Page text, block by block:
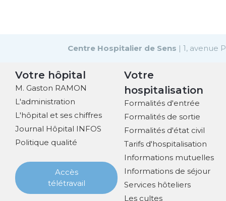
Centre Hospitalier de Sens | 1, avenue
Votre hôpital
M. Gaston RAMON
L'administration
L'hôpital et ses chiffres
Journal Hôpital INFOS
Politique qualité
Accès
télétravail
Votre
hospitalisation
Formalités d'entrée
Formalités de sortie
Formalités d'état civil
Tarifs d'hospitalisation
Informations mutuelles
Informations de séjour
Services hôteliers
Les cultes